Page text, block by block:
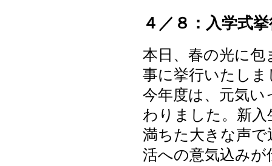
４／８：入学式
本日、春の光に包
事に挙行いたしま
今年度は、元気い
わりました。新
満ちた大きな声
活への意気込み